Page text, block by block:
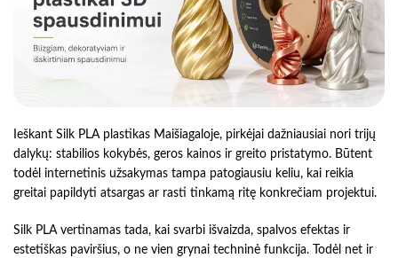
Ieškant Silk PLA plastikas Maišiagaloje, pirkėjai dažniausiai nori trijų
dalykų: stabilios kokybės, geros kainos ir greito pristatymo. Būtent
todėl internetinis užsakymas tampa patogiausiu keliu, kai reikia
greitai papildyti atsargas ar rasti tinkamą ritę konkrečiam projektui.
Silk PLA vertinamas tada, kai svarbi išvaizda, spalvos efektas ir
estetiškas paviršius, o ne vien grynai techninė funkcija. Todėl net ir